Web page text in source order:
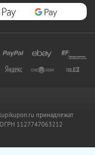
принадлежат
1127747063212